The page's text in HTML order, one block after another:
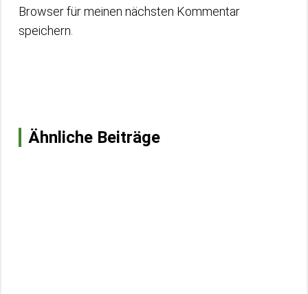
Browser für meinen nächsten Kommentar
speichern.
Ähnliche Beiträge